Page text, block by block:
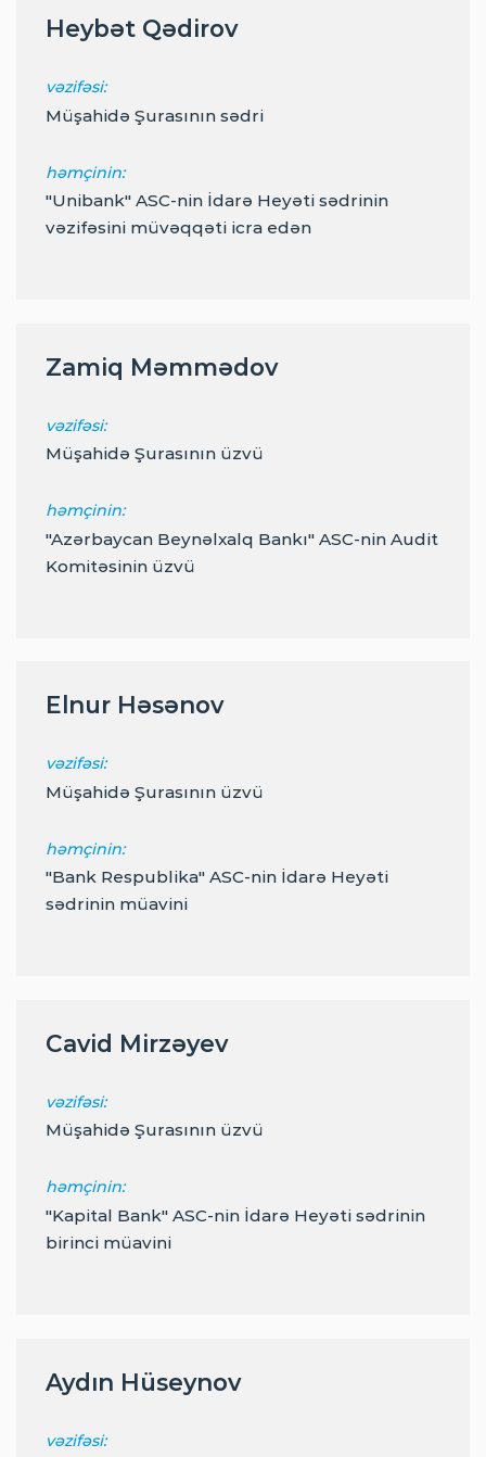
Heybət Qədirov
vəzifəsi:
Müşahidə Şurasının sədri
həmçinin:
"Unibank" ASC-nin İdarə Heyəti sədrinin
vəzifəsini müvəqqəti icra edən
Zamiq Məmmədov
vəzifəsi:
Müşahidə Şurasının üzvü
həmçinin:
"Azərbaycan Beynəlxalq Bankı" ASC-nin Audit
Komitəsinin üzvü
Elnur Həsənov
vəzifəsi:
Müşahidə Şurasının üzvü
həmçinin:
"Bank Respublika" ASC-nin İdarə Heyəti
sədrinin müavini
Cavid Mirzəyev
vəzifəsi:
Müşahidə Şurasının üzvü
həmçinin:
"Kapital Bank" ASC-nin İdarə Heyəti sədrinin
birinci müavini
Aydın Hüseynov
vəzifəsi: